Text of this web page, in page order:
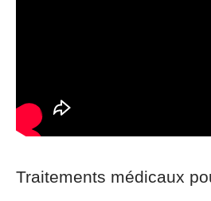
Traitements médicaux